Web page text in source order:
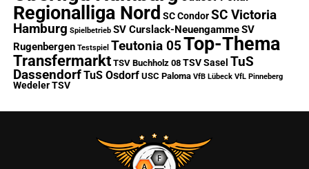
Regionalliga Nord SC Condor SC Victoria
Hamburg Spielbetrieb SV Curslack-NeuengammeSV
Rugenbergen Testspiel Teutonia 05Top-Thema
Transfermarkt TSV Buchholz 08 TSV Sasel TuS
DassendorfTuS Osdorf USC Paloma VfB Lübeck VfL Pinneberg
Wedeler TSV